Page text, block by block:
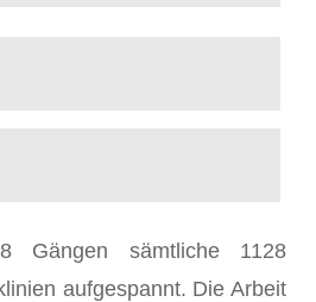
Gängen sämtliche 1128
aufgespannt. Die Arbeit